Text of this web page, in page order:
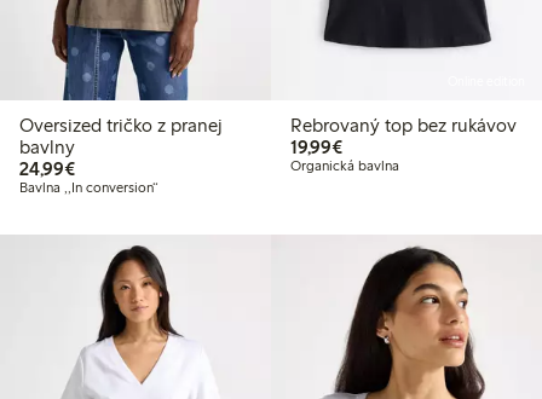
Oversized tričko z pranej
bavlny
24,99€24,99 €
Bavlna ,,In conversion“
Rebrovaný top bez rukávov
19,99€19,99 €
Organická bavlna